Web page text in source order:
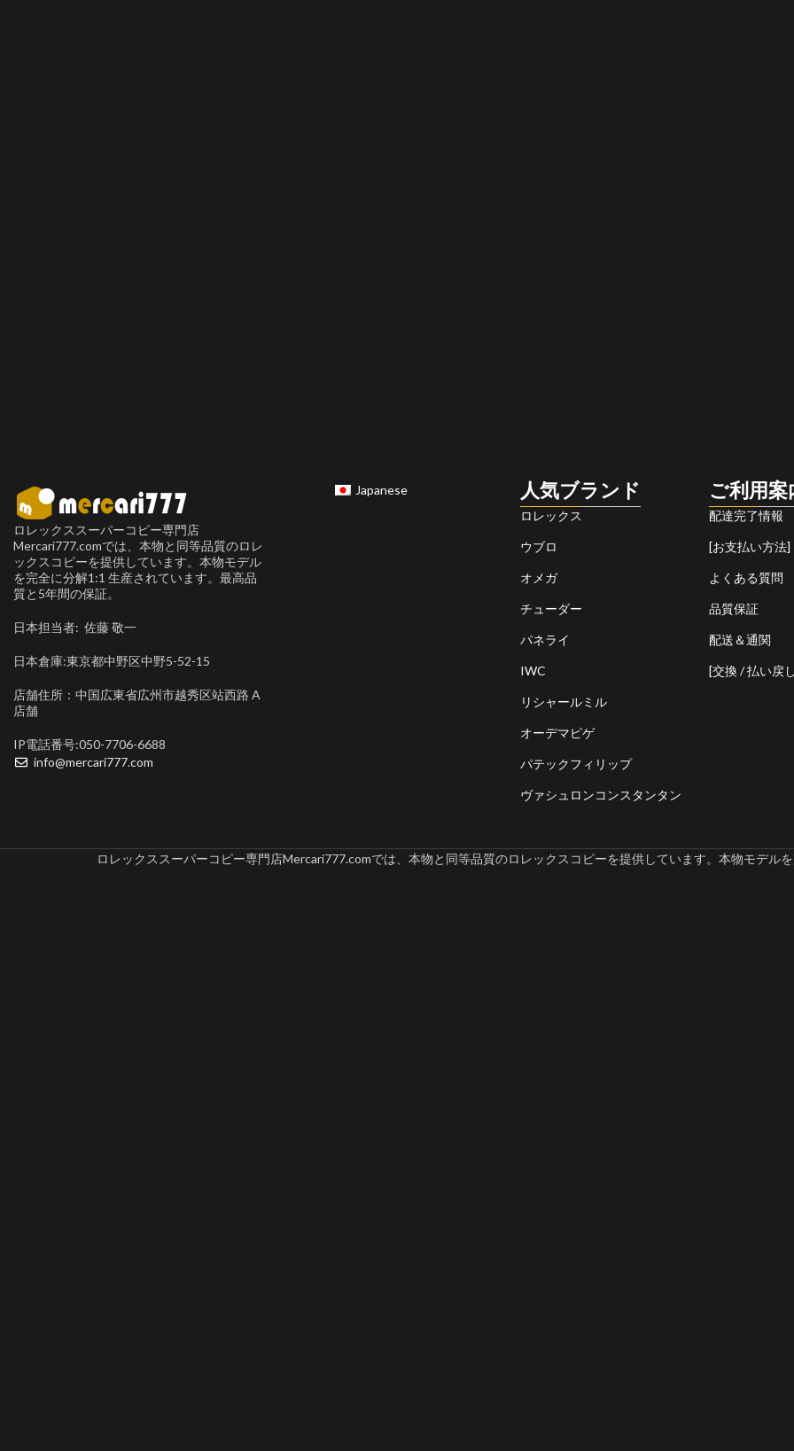
ロレックススーパーコピー専門店
Mercari777.comでは、本物と同等品質のロレ
ックスコピーを提供しています。本物モデル
を完全に分解1:1 生産されています。最高品
質と5年間の保証。
日本担当者: 佐藤 敬一
日本倉庫:東京都中野区中野5-52-15
店舗住所：中国広東省広州市越秀区站西路 A
店舗
IP電話番号:050-7706-6688
info@mercari777.com
Japanese 人気ブランド
ロレックス
ウブロ
オメガ
チューダー
パネライ
IWC
リシャールミル
オーデマピゲ
パテックフィリップ
ヴァシュロンコンスタンタン
ご利用案
配達完了情報
[お支払い方法]
よくある質問
品質保証
配送＆通関
[交換 / 払い戻
ロレックススーパーコピー専門店Mercari777.comでは、本物と同等品質のロレックスコピーを提供しています。本物モデル